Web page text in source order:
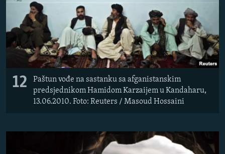
12
Paštun vođe na sastanku sa afganistanskim
predsjednikom Hamidom Karzaijem u Kandaharu,
13.06.2010. Foto: Reuters / Masoud Hossaini